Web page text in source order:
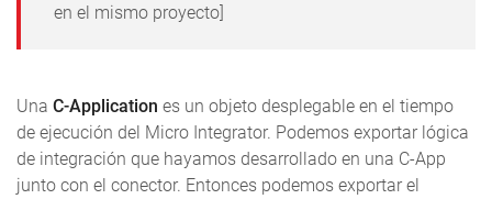
en el mismo proyecto]
Una C-Application es un objeto desplegable en el tiempo
de ejecución del Micro Integrator. Podemos exportar lógica
de integración que hayamos desarrollado en una C-App
junto con el conector. Entonces podemos exportar el